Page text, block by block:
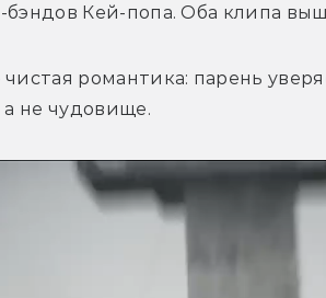
Кей-попа. Оба клипа
романтика: парень
не чудовище.